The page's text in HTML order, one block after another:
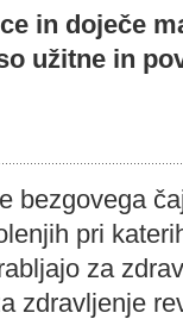
in doječe
užitne in
bezgovega
pri
za
zdravljenje